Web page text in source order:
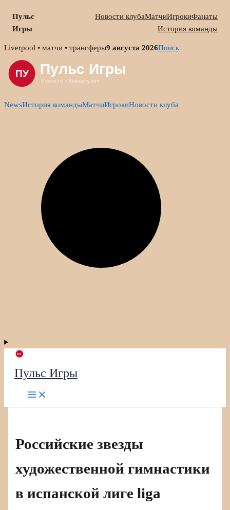
Пульс
Игры
Новости клубаМатчиИгрокиФанаты
История команды
Skip
content
Liverpool • матчи • трансферы9 августа 2026Поиск
NewsИстория командыМатчиИгрокиНовости клуба
Пульс Игры
Российские звезды
художественной гимнастики
в испанской лиге liga